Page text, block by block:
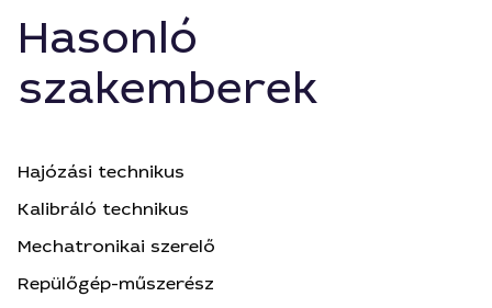
Hasonló
szakemberek
Hajózási technikus
Kalibráló technikus
Mechatronikai szerelő
Repülőgép-műszerész